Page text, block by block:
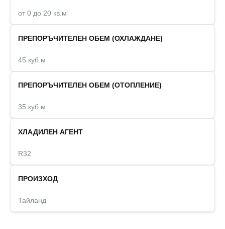
от 0 до 20 кв.м
ПРЕПОРЪЧИТЕЛЕН ОБЕМ (ОХЛАЖДАНЕ)
45 куб.м
ПРЕПОРЪЧИТЕЛЕН ОБЕМ (ОТОПЛЕНИЕ)
35 куб.м
ХЛАДИЛЕН АГЕНТ
R32
ПРОИЗХОД
Тайланд